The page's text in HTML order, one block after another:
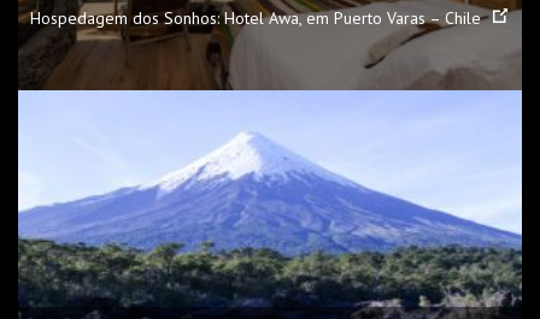
Hospedagem dos Sonhos: Hotel Awa, em Puerto Varas – Chile